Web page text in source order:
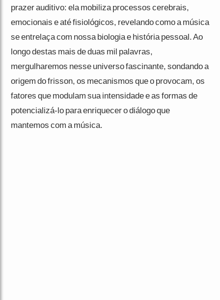
prazer auditivo: ela mobiliza processos cerebrais,
emocionais e até fisiológicos, revelando como a música
se entrelaça com nossa biologia e história pessoal. Ao
longo destas mais de duas mil palavras,
mergulharemos nesse universo fascinante, sondando a
origem do frisson, os mecanismos que o provocam, os
fatores que modulam sua intensidade e as formas de
potencializá-lo para enriquecer o diálogo que
mantemos com a música.